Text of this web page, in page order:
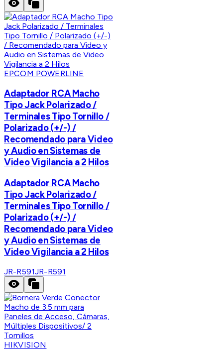
EPCOM POWERLINE
Adaptador RCA Macho
Tipo Jack Polarizado /
Terminales Tipo Tornillo /
Polarizado (+/-) /
Recomendado para Video
y Audio en Sistemas de
Video Vigilancia a 2 Hilos
Adaptador RCA Macho
Tipo Jack Polarizado /
Terminales Tipo Tornillo /
Polarizado (+/-) /
Recomendado para Video
y Audio en Sistemas de
Video Vigilancia a 2 Hilos
JR-R591JR-R591
HIKVISION